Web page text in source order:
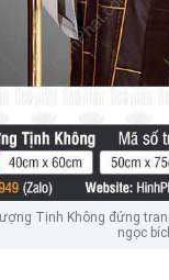
Tịnh Không đứng
ngọc